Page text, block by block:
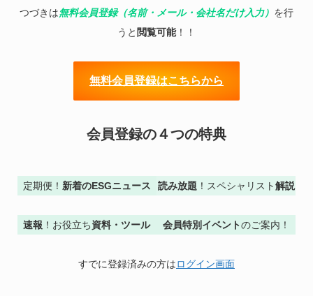
つづきは無料会員登録（名前・メール・会社名だけ入力） を行
うと 閲覧可能！！
無料会員登録はこちらから
会員登録の４つの特典
定期便！ 新着のESGニュース 読み放題 ！スペシャリスト解説
速報 ！お役立ち資料・ツール 会員特別イベントのご案内！
すでに登録済みの方はログイン画面